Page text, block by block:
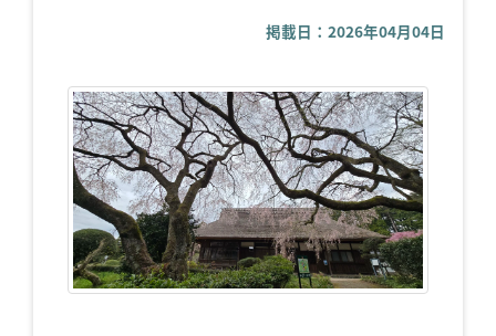
掲載日：2026年04月04日